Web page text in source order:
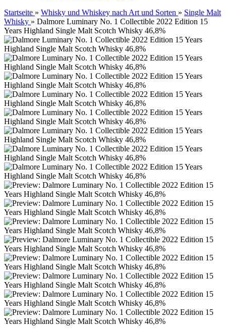
Startseite » Whisky und Whiskey nach Art und Sorten » Single Malt
Whisky » Dalmore Luminary No. 1 Collectible 2022 Edition 15
Years Highland Single Malt Scotch Whisky 46,8%